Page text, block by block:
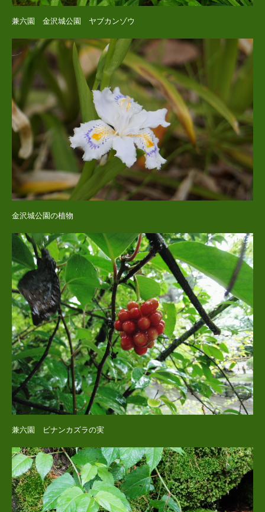
兼六園 金沢城公園 ヤブカンゾウ
金沢城公園の植物
兼六園 ビナンカズラの実